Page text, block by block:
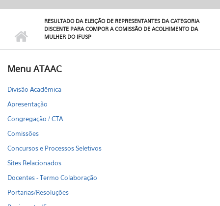
RESULTADO DA ELEIÇÃO DE REPRESENTANTES DA CATEGORIA
DISCENTE PARA COMPOR A COMISSÃO DE ACOLHIMENTO DA
MULHER DO IFUSP
Menu ATAAC
Divisão Acadêmica
Apresentação
Congregação / CTA
Comissões
Concursos e Processos Seletivos
Sites Relacionados
Docentes - Termo Colaboração
Portarias/Resoluções